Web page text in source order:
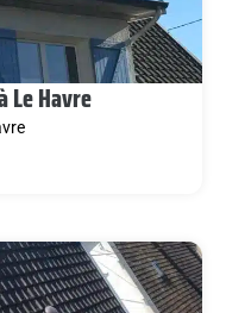
Le Havre